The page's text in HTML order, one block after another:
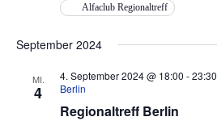
Alfaclub Regionaltreff
September 2024
MI.
4
Regionaltreff Berlin
4. September 2024 @ 18:00 -23:30
Berlin